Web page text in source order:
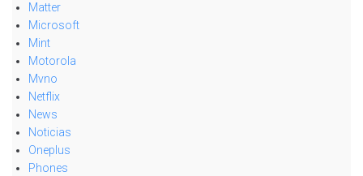
Matter
Microsoft
Mint
Motorola
Mvno
Netflix
News
Noticias
Oneplus
Phones